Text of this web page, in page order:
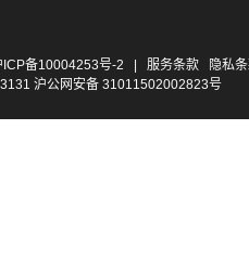
ICP备10004253号-2 服务条款
隐私
沪公网安备 31011502002823号